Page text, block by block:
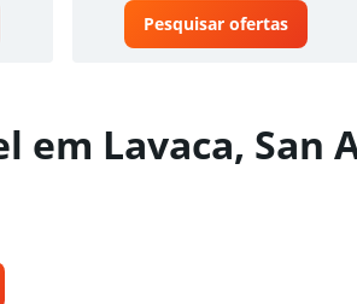
Pesquisar ofertas
em Lavaca, San